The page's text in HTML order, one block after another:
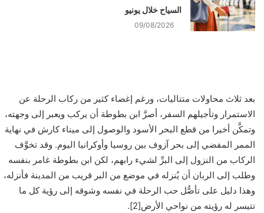
السياح خلال يونيو
09/08/2026
بعد ثلاث محاولات متتاليات، ورغم إغضاء كثير من ركاب الرحلة عن
الاستمرار وتأجيلهم السفر، أصرَّ ابن بطوطة أن يركب ويعبر إلى وجهته،
وتمكَّن أخيرا من قطع البحر الأسود والوصول إلى ميناء كارش في نهاية
الممر المفضي إلى بحر آزوف بين روسيا وأوكرانيا اليوم. وقد تخوَّف
الركاب من النزول إلى البرِّ لشيء رابهم، لكن ابن بطوطة غامر بنفسه
وطلب إلى الربان أن يُنزله في موضع من البر قريب من المدينة فأنزله،
وهذا دليل على تأصُّل حب الرحلة في نفسه وشوقه إلى رؤية كل ما
تتيسر له رؤيته من نواحي الأرض[2].